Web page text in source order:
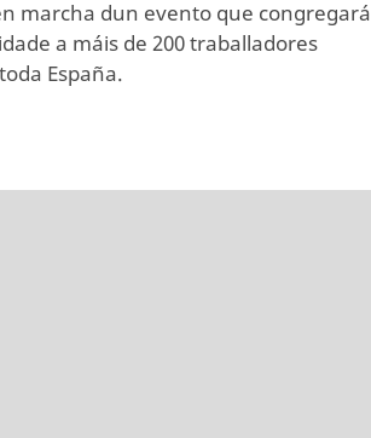
marcha dun evento que
a máis de 200 traballadores
España.